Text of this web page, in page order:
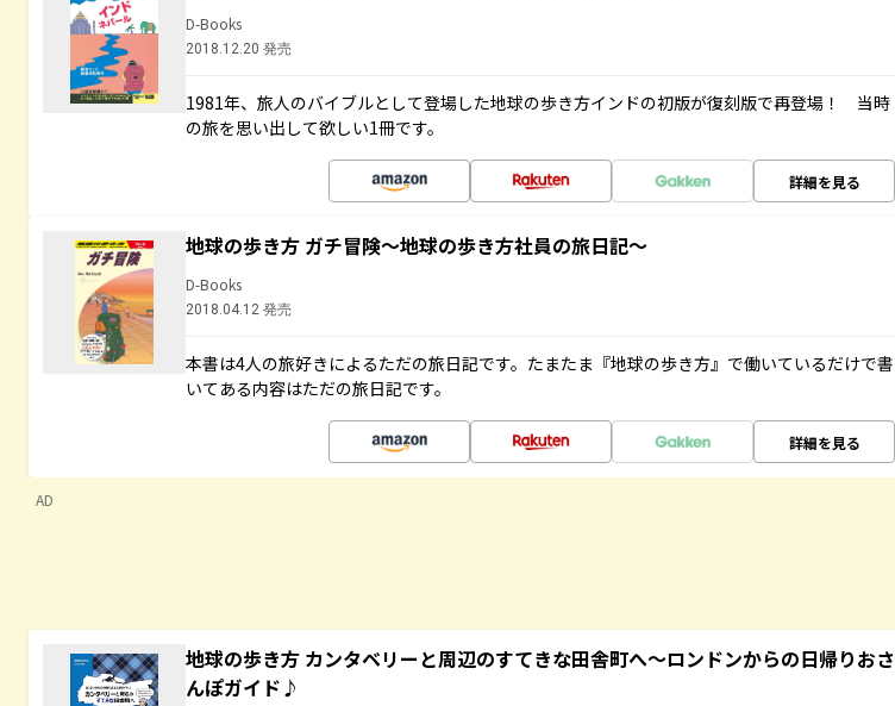
D-Books
2018.12.20 発売
1981年、旅人のバイブルとして登場した地球の歩き方インドの初版が復刻版で再登場！ 当時
の旅を思い出して欲しい1冊です。
詳細を見る
地球の歩き方 ガチ冒険～地球の歩き方社員の旅日記～
D-Books
2018.04.12 発売
本書は4人の旅好きによるただの旅日記です。たまたま『地球の歩き方』で働いているだけで書
いてある内容はただの旅日記です。
詳細を見る
AD
地球の歩き方 カンタベリーと周辺のすてきな田舎町へ～ロンドンからの日帰りおさ
んぽガイド♪